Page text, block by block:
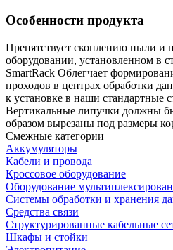
Особенности продукта
Препятствует скоплению пыли и
оборудовании, установленном в
SmartRack Облегчает
проходов в центрах обработки
к установке в наши стандартные
Вертикальные липучки должны
образом вырезаны под размеры
Смежные категории
Аккумуляторы
Кабели и провода
Кроссовое оборудование
Оборудование
Системы обработки и хранения
Средства связи
Структурированные кабельные
Шкафы и стойки